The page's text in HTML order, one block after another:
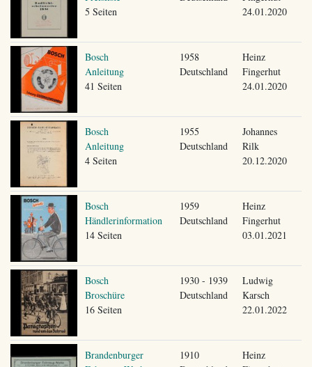
5 Seiten
24.01.2020
Bosch
Anleitung
41 Seiten
1958
Deutschland
Heinz
Fingerhut
24.01.2020
Bosch
Anleitung
4 Seiten
1955
Deutschland
Johannes
Rilk
20.12.2020
Bosch
Händlerinformation
14 Seiten
1959
Deutschland
Heinz
Fingerhut
03.01.2021
Bosch
Broschüre
16 Seiten
1930 - 1939
Deutschland
Ludwig
Karsch
22.01.2022
Brandenburger
1910
Heinz